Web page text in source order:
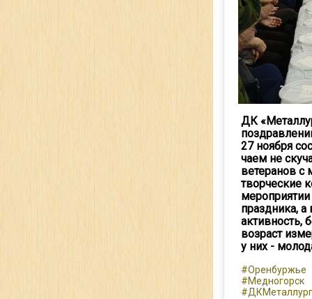
ДК
27 ноября
чаем не
ветеранов с
творческие
праздника,
активность,
возраст
у них -
#Оренбуржье
#Медногорск